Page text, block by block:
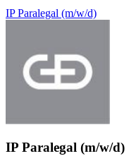
IP Paralegal (m/w/d)
IP Paralegal (m/w/d)